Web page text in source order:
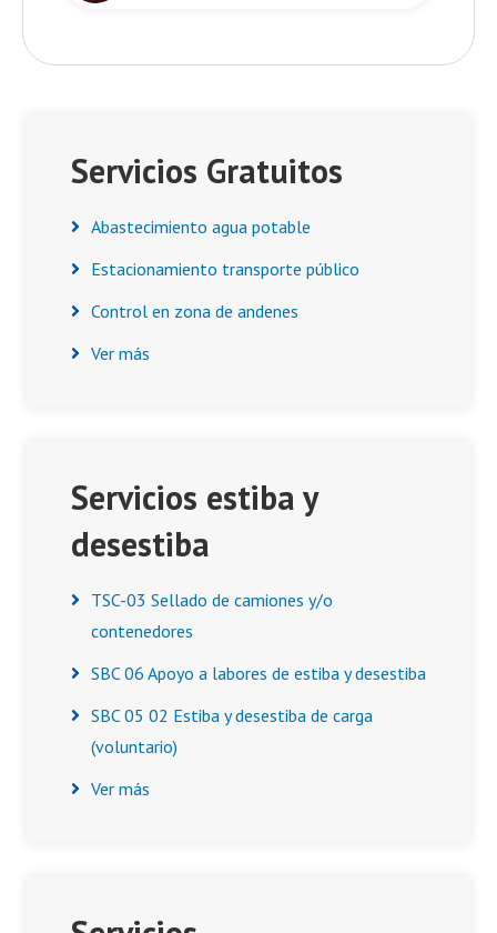
Servicios Gratuitos
Abastecimiento agua potable
Estacionamiento transporte público
Control en zona de andenes
Ver más
Servicios estiba y
desestiba
TSC-03 Sellado de camiones y/o
contenedores
SBC 06 Apoyo a labores de estiba y desestiba
SBC 05 02 Estiba y desestiba de carga
(voluntario)
Ver más